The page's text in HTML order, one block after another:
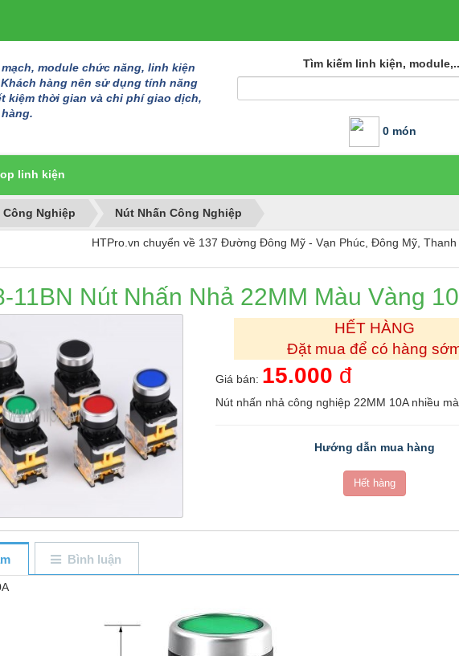
module chức năng, linh kiện
hàng nên sử dụng tính năng
kiệm thời gian và chi phí giao dịch,
Tìm kiếm linh kiện,
0 món
linh kiện
Công Nghiệp Nút Nhấn Công Nghiệp
HTPro.vn chuyển về 137 Đường Đông Mỹ - Vạn Phúc, Đông Mỹ, Thanh Trì, Hà
11BN Nút Nhấn Nhả 22MM Màu Vàng
HẾT HÀNG
Đặt mua để có hàng
Giá bán: 15.000 đ
Nút nhấn nhả công nghiệp 22MM 10A nhiều
Hướng dẫn mua hàng
Hết hàng
Bình luận